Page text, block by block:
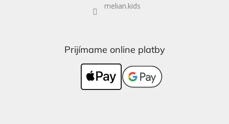
melian.kids
Prijímame online platby